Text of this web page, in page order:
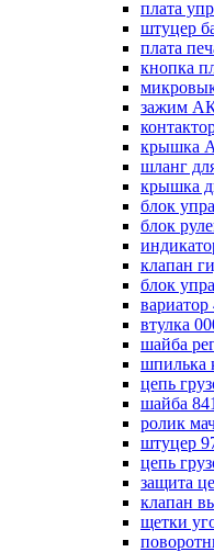
плата
штуцер
плата
кнопка
зажим
крышка
шланг
крышка
блок
блок
клапан
блок
вариатор
втулка
шайба
шпилька
цепь
шайба
ролик
штуцер
цепь
защита
клапан
щетки